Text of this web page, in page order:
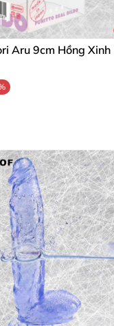
Aru 9cm Hồng Xinh